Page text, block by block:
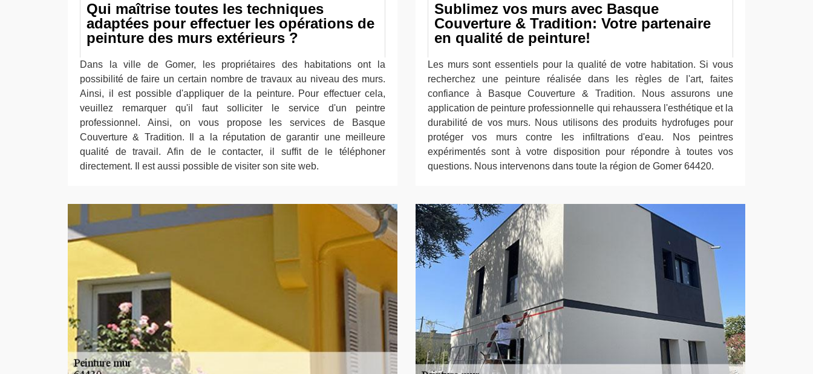
Qui maîtrise toutes les techniques
adaptées pour effectuer les opérations de
peinture des murs extérieurs ?
Dans la ville de Gomer, les propriétaires des habitations ont la
possibilité de faire un certain nombre de travaux au niveau des murs.
Ainsi, il est possible d'appliquer de la peinture. Pour effectuer cela,
veuillez remarquer qu'il faut solliciter le service d'un peintre
professionnel. Ainsi, on vous propose les services de Basque
Couverture & Tradition. Il a la réputation de garantir une meilleure
qualité de travail. Afin de le contacter, il suffit de le téléphoner
directement. Il est aussi possible de visiter son site web.
Sublimez vos murs avec Basque
Couverture & Tradition: Votre partenaire
en qualité de peinture!
Les murs sont essentiels pour la qualité de votre habitation. Si vous
recherchez une peinture réalisée dans les règles de l'art, faites
confiance à Basque Couverture & Tradition. Nous assurons une
application de peinture professionnelle qui rehaussera l'esthétique et la
durabilité de vos murs. Nous utilisons des produits hydrofuges pour
protéger vos murs contre les infiltrations d'eau. Nos peintres
expérimentés sont à votre disposition pour répondre à toutes vos
questions. Nous intervenons dans toute la région de Gomer 64420.